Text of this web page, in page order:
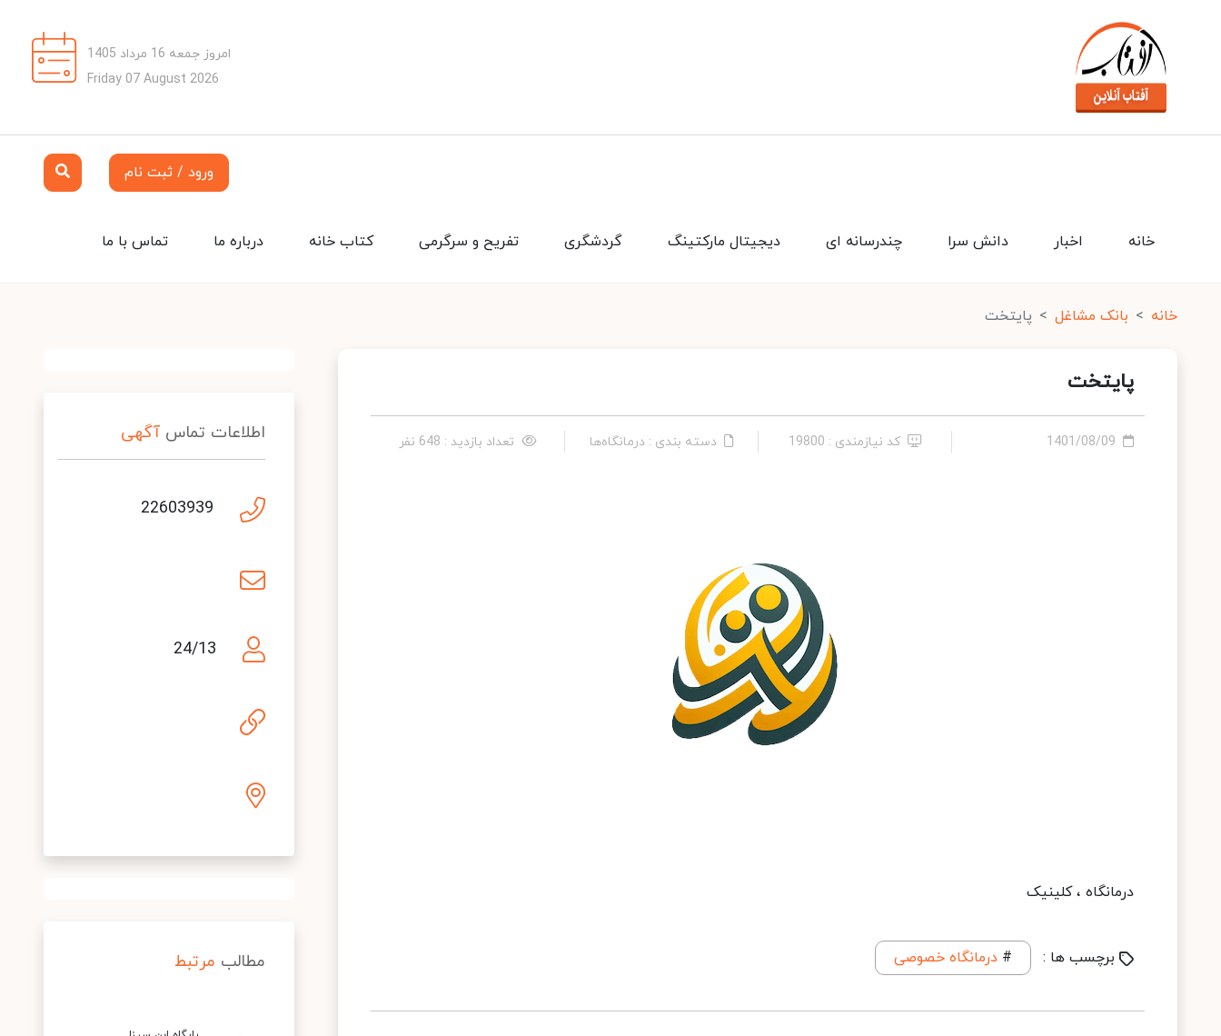
امروز جمعه 16 مرداد 1405
Friday 07 August 2026
ورود / ثبت نام
تماس با ما درباره ما کتاب خانه تفریح و سرگرمی گردشگری دیجیتال مارکتینگ چندرسانه ای دانش سرا اخبار خانه
خانه بانک مشاغل پایتخت
پایتخت
1401/08/09 کد نیازمندی : 19800 دسته بندی : درمانگاه‌ها تعداد بازدید : 648 نفر
درمانگاه ، کلینیک
برچسب ها : # درمانگاه خصوصی
اطلاعات تماس آگهی
22603939
24/13
مطالب مرتبط